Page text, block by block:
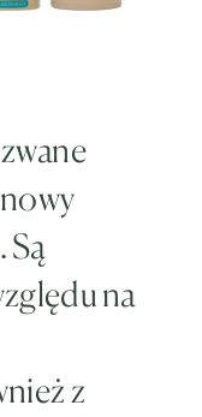
Są
na
z